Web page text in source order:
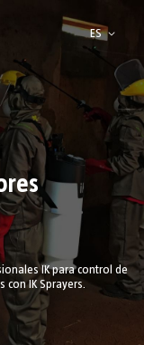
Lenguaje
ES
IK para control de
IK Sprayers.